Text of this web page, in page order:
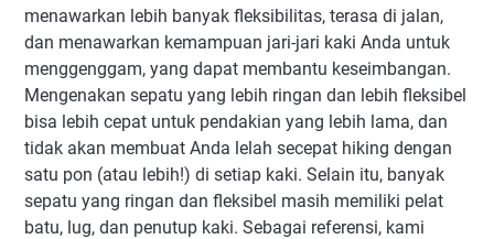
menawarkan lebih banyak fleksibilitas, terasa di jalan,
dan menawarkan kemampuan jari-jari kaki Anda untuk
menggenggam, yang dapat membantu keseimbangan.
Mengenakan sepatu yang lebih ringan dan lebih fleksibel
bisa lebih cepat untuk pendakian yang lebih lama, dan
tidak akan membuat Anda lelah secepat hiking dengan
satu pon (atau lebih!) di setiap kaki. Selain itu, banyak
sepatu yang ringan dan fleksibel masih memiliki pelat
batu, lug, dan penutup kaki. Sebagai referensi, kami